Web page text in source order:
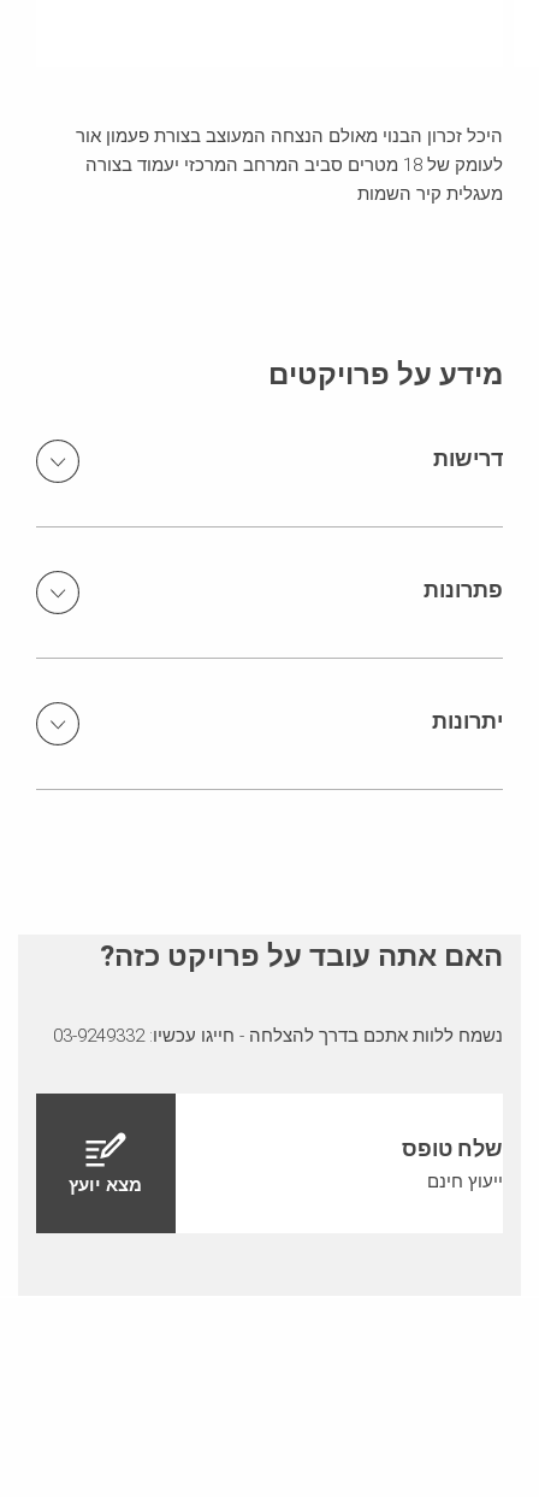
היכל זכרון הבנוי מאולם הנצחה המעוצב בצורת פעמון אור
לעומק של 18 מטרים סביב המרחב המרכזי יעמוד בצורה
מעגלית קיר השמות
מידע על פרויקטים
דרישות
אדריכלי בצורת האות &nbsp;S ובגובה של 6 מטרים. תקרות גם
פתרונות
ואריו&nbsp;VARIO וראונדפלקס&nbsp;RUNDFLEX – ליציקת
ליציקת קירות ישרים בתוך המבנה. מערכת חד
יתרונות
האם אתה עובד על פרויקט כזה?
נשמח ללוות אתכם בדרך להצלחה - חייגו עכשיו: 03-9249332
שלח טופס
ייעוץ חינם מצא יועץ